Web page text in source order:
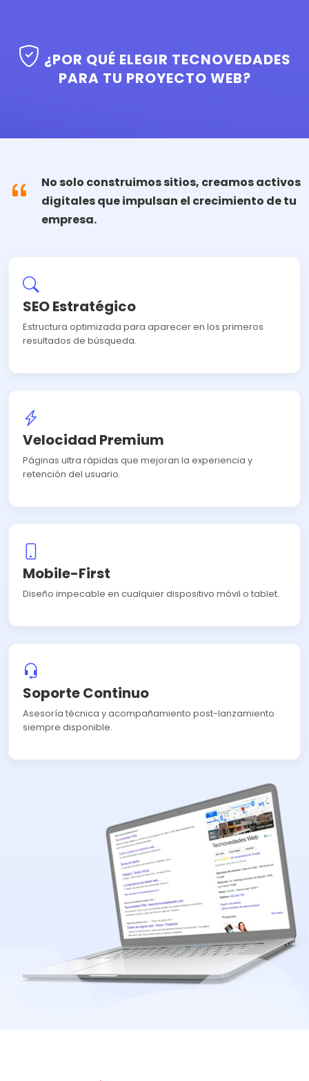
¿POR QUÉ ELEGIR TECNOVEDADES
PARA TU PROYECTO WEB?
No solo construimos sitios, creamos activos
digitales que impulsan el crecimiento de tu
empresa.
SEO Estratégico
Estructura optimizada para aparecer en los primeros
resultados de búsqueda.
Velocidad Premium
Páginas ultra rápidas que mejoran la experiencia y
retención del usuario.
Mobile-First
Diseño impecable en cualquier dispositivo móvil o tablet.
Soporte Continuo
Asesoría técnica y acompañamiento post-lanzamiento
siempre disponible.